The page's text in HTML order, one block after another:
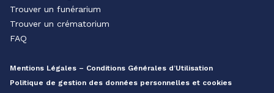
Trouver un funérarium
Trouver un crématorium
FAQ
Mentions Légales – Conditions Générales d’Utilisation
Politique de gestion des données personnelles et cookies